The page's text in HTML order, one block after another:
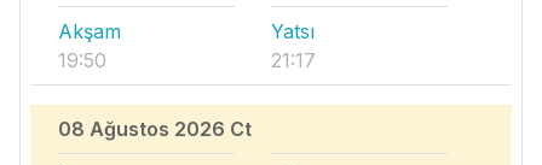
Akşam
19:50
Yatsı
21:17
08 Ağustos 2026 Ct